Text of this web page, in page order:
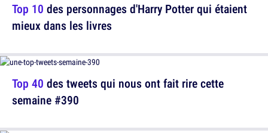
Top 10 des personnages d'Harry Potter qui étaient
mieux dans les livres
Top 40 des tweets qui nous ont fait rire cette
semaine #390